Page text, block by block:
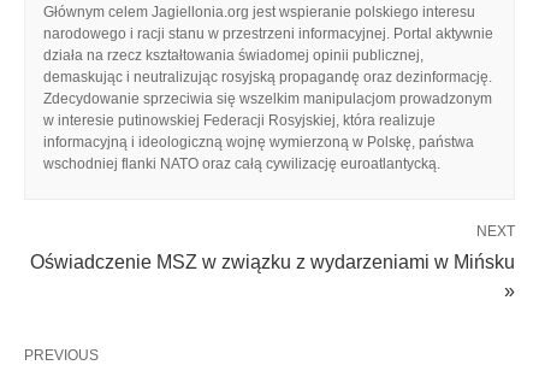
Głównym celem Jagiellonia.org jest wspieranie polskiego interesu
narodowego i racji stanu w przestrzeni informacyjnej. Portal aktywnie
działa na rzecz kształtowania świadomej opinii publicznej,
demaskując i neutralizując rosyjską propagandę oraz dezinformację.
Zdecydowanie sprzeciwia się wszelkim manipulacjom prowadzonym
w interesie putinowskiej Federacji Rosyjskiej, która realizuje
informacyjną i ideologiczną wojnę wymierzoną w Polskę, państwa
wschodniej flanki NATO oraz całą cywilizację euroatlantycką.
NEXT
Oświadczenie MSZ w związku z wydarzeniami w Mińsku
»
PREVIOUS